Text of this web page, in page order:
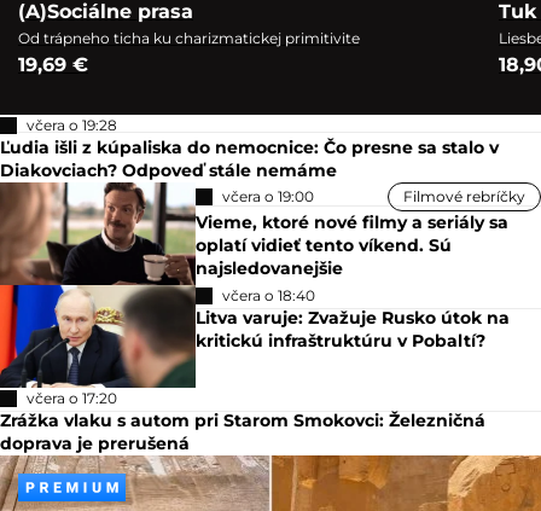
(A)Sociálne prasa
Od trápneho ticha ku charizmatickej primitivite
19,69 €
včera o 19:28
Ľudia išli z kúpaliska do nemocnice: Čo presne sa stalo v
Diakovciach? Odpoveď stále nemáme
včera o 19:00 Filmové rebríčky
Vieme, ktoré nové filmy a seriály sa
oplatí vidieť tento víkend. Sú
najsledovanejšie
včera o 18:40
Litva varuje: Zvažuje Rusko útok na
kritickú infraštruktúru v Pobaltí?
včera o 17:20
Zrážka vlaku s autom pri Starom Smokovci: Železničná
doprava je prerušená